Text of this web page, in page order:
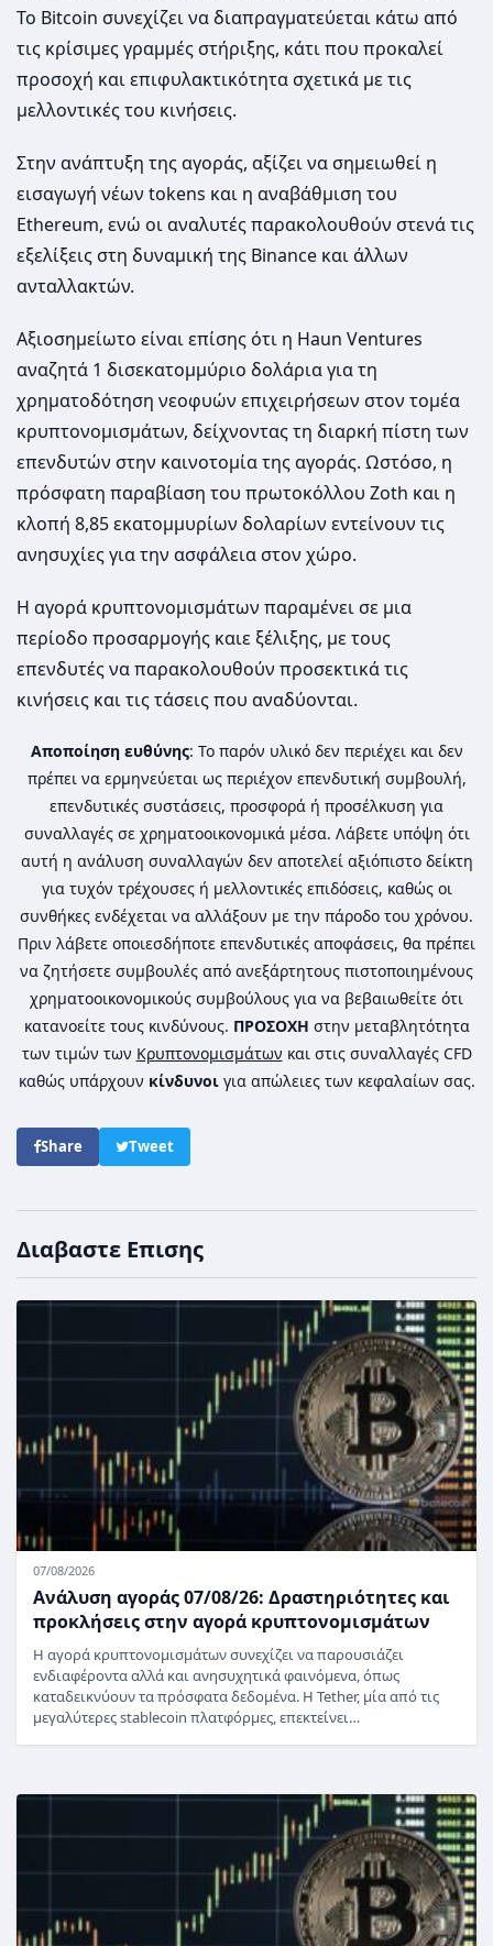
Το Bitcoin συνεχίζει να διαπραγματεύεται κάτω από
τις κρίσιμες γραμμές στήριξης, κάτι που προκαλεί
προσοχή και επιφυλακτικότητα σχετικά με τις
μελλοντικές του κινήσεις.
Στην ανάπτυξη της αγοράς, αξίζει να σημειωθεί η
εισαγωγή νέων tokens και η αναβάθμιση του
Ethereum, ενώ οι αναλυτές παρακολουθούν στενά τις
εξελίξεις στη δυναμική της Binance και άλλων
ανταλλακτών.
Αξιοσημείωτο είναι επίσης ότι η Haun Ventures
αναζητά 1 δισεκατομμύριο δολάρια για τη
χρηματοδότηση νεοφυών επιχειρήσεων στον τομέα
κρυπτονομισμάτων, δείχνοντας τη διαρκή πίστη των
επενδυτών στην καινοτομία της αγοράς. Ωστόσο, η
πρόσφατη παραβίαση του πρωτοκόλλου Zoth και η
κλοπή 8,85 εκατομμυρίων δολαρίων εντείνουν τις
ανησυχίες για την ασφάλεια στον χώρο.
Η αγορά κρυπτονομισμάτων παραμένει σε μια
περίοδο προσαρμογής καιε ξέλιξης, με τους
επενδυτές να παρακολουθούν προσεκτικά τις
κινήσεις και τις τάσεις που αναδύονται.
Αποποίηση ευθύνης: Το παρόν υλικό δεν περιέχει και δεν
πρέπει να ερμηνεύεται ως περιέχον επενδυτική συμβουλή,
επενδυτικές συστάσεις, προσφορά ή προσέλκυση για
συναλλαγές σε χρηματοοικονομικά μέσα. Λάβετε υπόψη ότι
αυτή η ανάλυση συναλλαγών δεν αποτελεί αξιόπιστο δείκτη
για τυχόν τρέχουσες ή μελλοντικές επιδόσεις, καθώς οι
συνθήκες ενδέχεται να αλλάξουν με την πάροδο του χρόνου.
Πριν λάβετε οποιεσδήποτε επενδυτικές αποφάσεις, θα πρέπει
να ζητήσετε συμβουλές από ανεξάρτητους πιστοποιημένους
χρηματοοικονομικούς συμβούλους για να βεβαιωθείτε ότι
κατανοείτε τους κινδύνους. ΠΡΟΣΟΧΗ στην μεταβλητότητα
των τιμών των Κρυπτονομισμάτων και στις συναλλαγές CFD
καθώς υπάρχουν κίνδυνοιγια απώλειες των κεφαλαίων σας.
Share Tweet
Διαβαστε Επισης
07/08/2026
Ανάλυση αγοράς 07/08/26: Δραστηριότητες και
προκλήσεις στην αγορά κρυπτονομισμάτων
Η αγορά κρυπτονομισμάτων συνεχίζει να παρουσιάζει
ενδιαφέροντα αλλά και ανησυχητικά φαινόμενα, όπως
καταδεικνύουν τα πρόσφατα δεδομένα. Η Tether, μία από τις
μεγαλύτερες stablecoin πλατφόρμες, επεκτείνει…